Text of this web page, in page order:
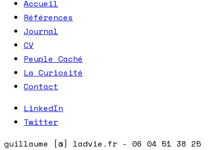
Accueil
Références
Journal
CV
Peuple Caché
La Curiosité
Contact
LinkedIn
Twitter
guillaume [@] ladvie.fr - 06 04 51 38 25